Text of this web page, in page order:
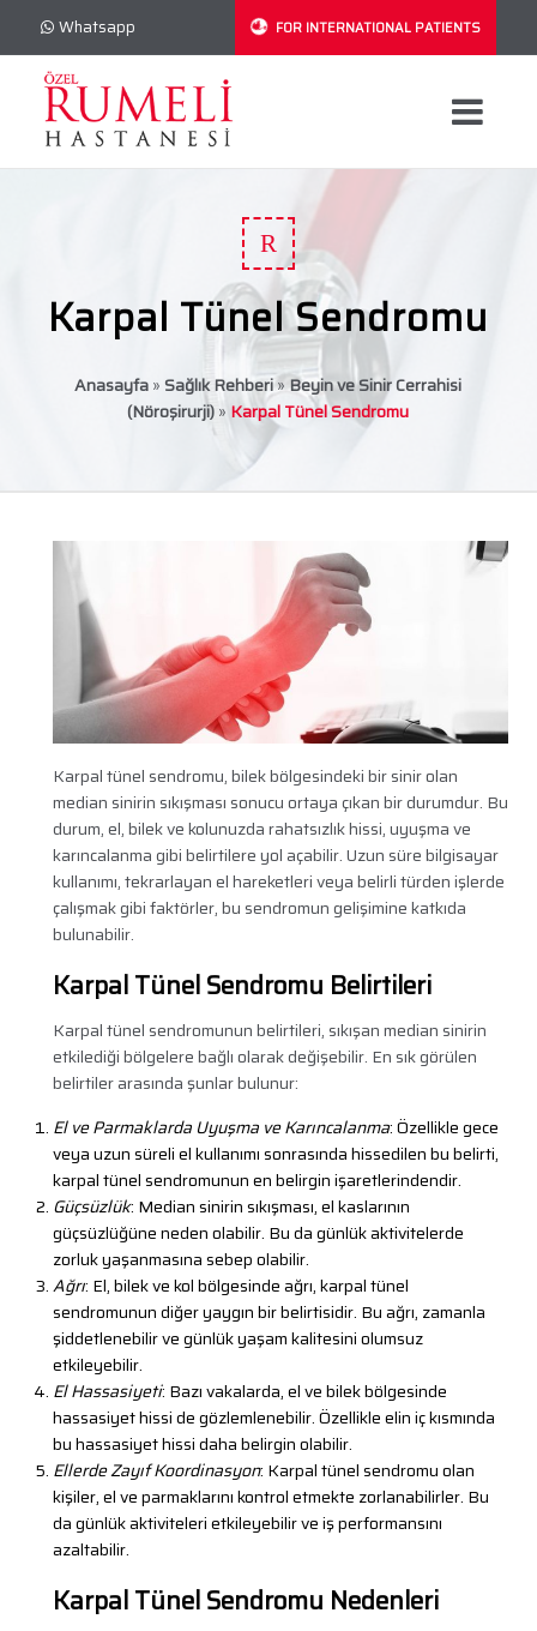
Whatsapp FOR INTERNATIONAL PATIENTS
R
Karpal Tünel Sendromu
Anasayfa» Sağlık Rehberi»Beyin ve Sinir Cerrahisi
(Nöroşirurji)» Karpal Tünel Sendromu
Karpal tünel sendromu, bilek bölgesindeki bir sinir olan
median sinirin sıkışması sonucu ortaya çıkan bir durumdur. Bu
durum, el, bilek ve kolunuzda rahatsızlık hissi, uyuşma ve
karıncalanma gibi belirtilere yol açabilir. Uzun süre bilgisayar
kullanımı, tekrarlayan el hareketleri veya belirli türden işlerde
çalışmak gibi faktörler, bu sendromun gelişimine katkıda
bulunabilir.
Karpal Tünel Sendromu Belirtileri
Karpal tünel sendromunun belirtileri, sıkışan median sinirin
etkilediği bölgelere bağlı olarak değişebilir. En sık görülen
belirtiler arasında şunlar bulunur:
El ve Parmaklarda Uyuşma ve Karıncalanma: Özellikle gece
veya uzun süreli el kullanımı sonrasında hissedilen bu belirti,
karpal tünel sendromunun en belirgin işaretlerindendir.
Güçsüzlük: Median sinirin sıkışması, el kaslarının
güçsüzlüğüne neden olabilir. Bu da günlük aktivitelerde
zorluk yaşanmasına sebep olabilir.
Ağrı: El, bilek ve kol bölgesinde ağrı, karpal tünel
sendromunun diğer yaygın bir belirtisidir. Bu ağrı, zamanla
şiddetlenebilir ve günlük yaşam kalitesini olumsuz
etkileyebilir.
El Hassasiyeti: Bazı vakalarda, el ve bilek bölgesinde
hassasiyet hissi de gözlemlenebilir. Özellikle elin iç kısmında
bu hassasiyet hissi daha belirgin olabilir.
Ellerde Zayıf Koordinasyon: Karpal tünel sendromu olan
kişiler, el ve parmaklarını kontrol etmekte zorlanabilirler. Bu
da günlük aktiviteleri etkileyebilir ve iş performansını
azaltabilir.
Karpal Tünel Sendromu Nedenleri